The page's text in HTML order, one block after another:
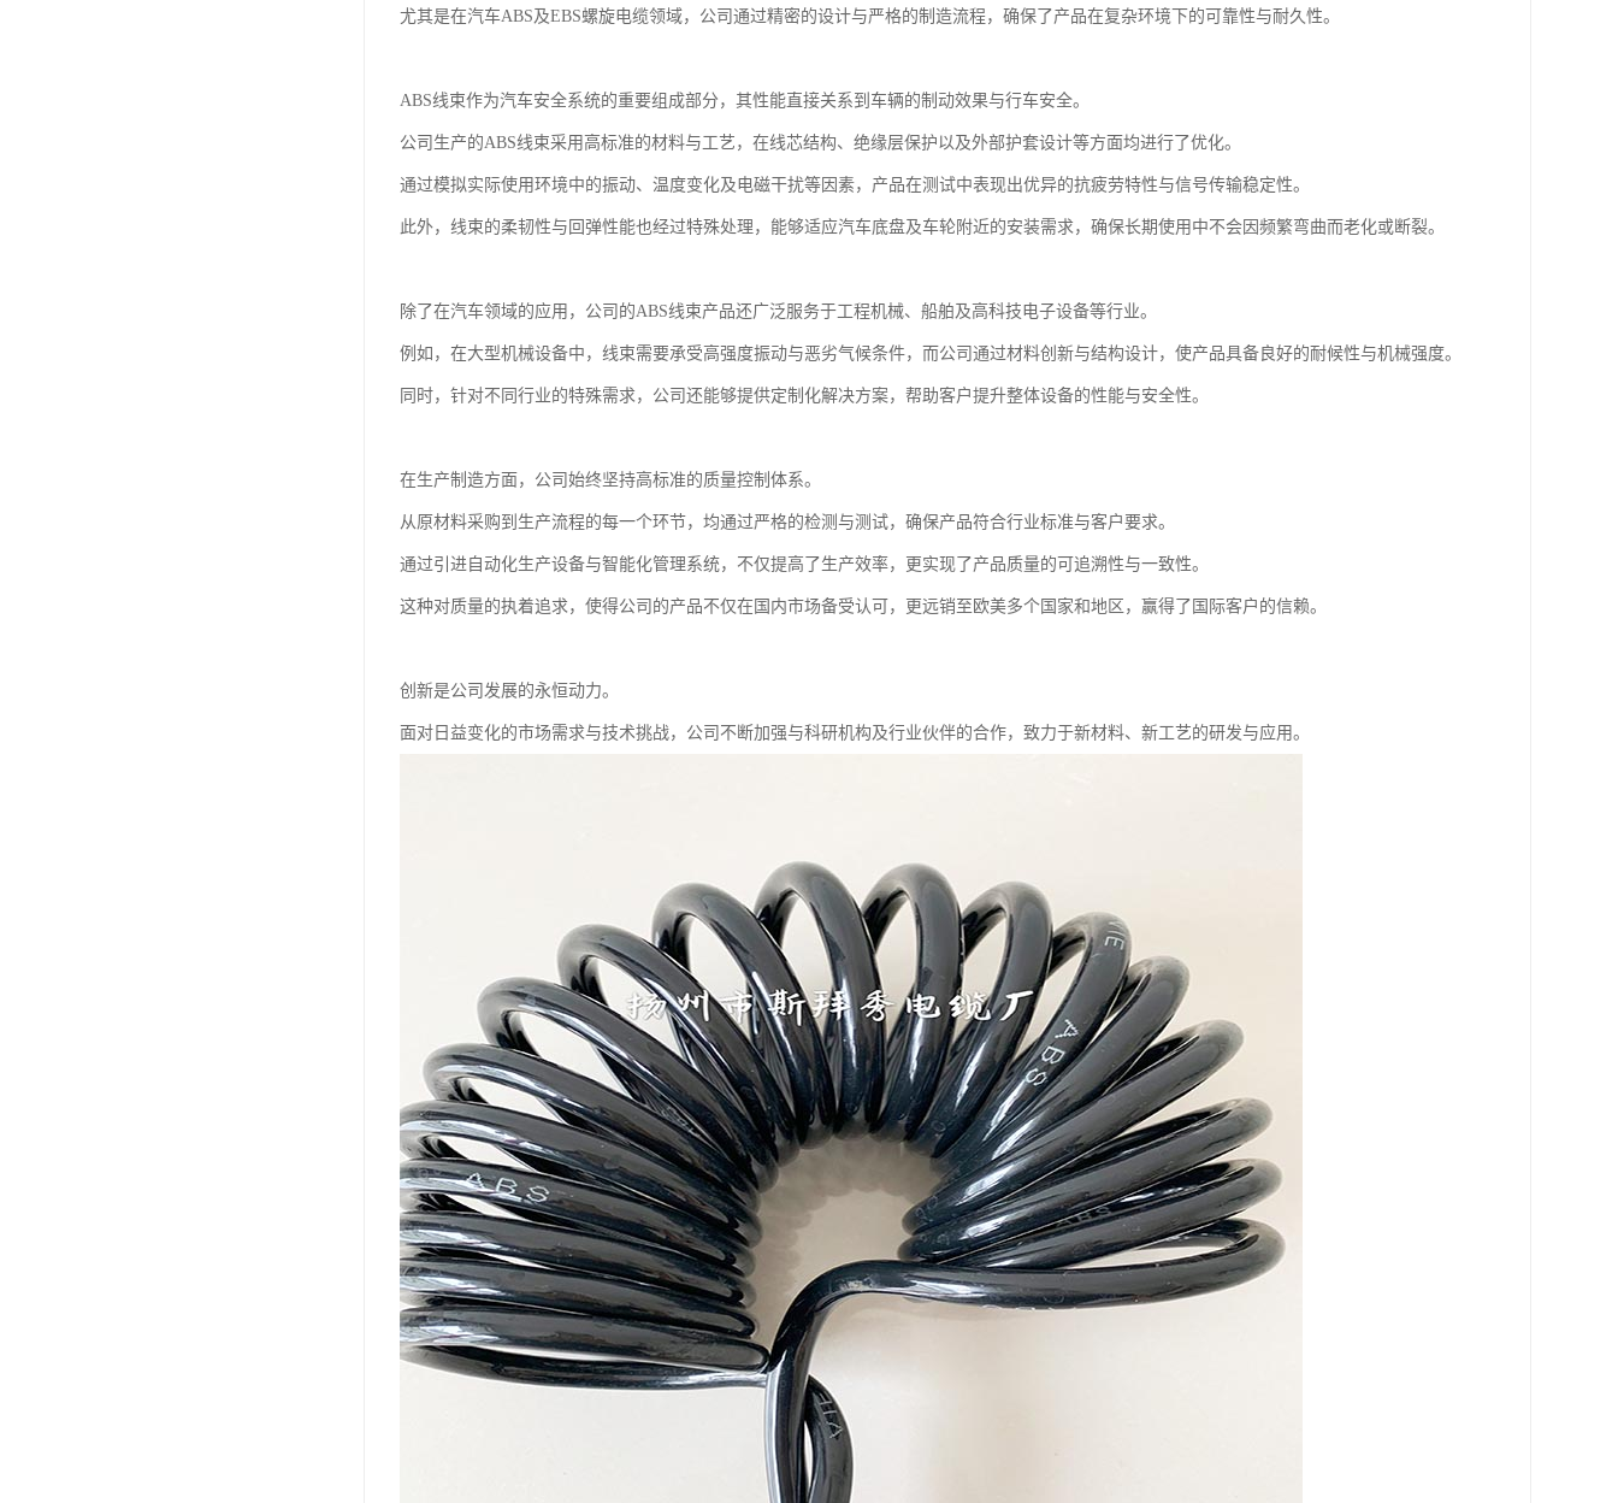
尤其是在汽车ABS及EBS螺旋电缆领域，公司通过精密的设计与严格的制造流程，确保了产品在复杂环境下的可靠性与耐久性。
ABS线束作为汽车安全系统的重要组成部分，其性能直接关系到车辆的制动效果与行车安全。
公司生产的ABS线束采用高标准的材料与工艺，在线芯结构、绝缘层保护以及外部护套设计等方面均进行了优化。
通过模拟实际使用环境中的振动、温度变化及电磁干扰等因素，产品在测试中表现出优异的抗疲劳特性与信号传输稳定性。
此外，线束的柔韧性与回弹性能也经过特殊处理，能够适应汽车底盘及车轮附近的安装需求，确保长期使用中不会因频繁弯曲而老化或断裂。
除了在汽车领域的应用，公司的ABS线束产品还广泛服务于工程机械、船舶及高科技电子设备等行业。
例如，在大型机械设备中，线束需要承受高强度振动与恶劣气候条件，而公司通过材料创新与结构设计，使产品具备良好的耐候性与机械强度。
同时，针对不同行业的特殊需求，公司还能够提供定制化解决方案，帮助客户提升整体设备的性能与安全性。
在生产制造方面，公司始终坚持高标准的质量控制体系。
从原材料采购到生产流程的每一个环节，均通过严格的检测与测试，确保产品符合行业标准与客户要求。
通过引进自动化生产设备与智能化管理系统，不仅提高了生产效率，更实现了产品质量的可追溯性与一致性。
这种对质量的执着追求，使得公司的产品不仅在国内市场备受认可，更远销至欧美多个国家和地区，赢得了国际客户的信赖。
创新是公司发展的永恒动力。
面对日益变化的市场需求与技术挑战，公司不断加强与科研机构及行业伙伴的合作，致力于新材料、新工艺的研发与应用。